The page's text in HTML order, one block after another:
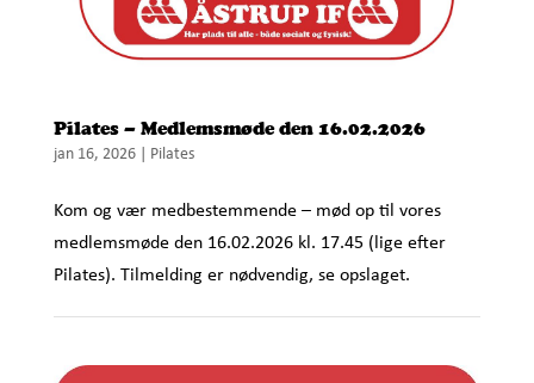
Pilates – Medlemsmøde den 16.02.2026
jan 16, 2026| Pilates
Kom og vær medbestemmende – mød op til vores
medlemsmøde den 16.02.2026 kl. 17.45 (lige efter
Pilates). Tilmelding er nødvendig, se opslaget.